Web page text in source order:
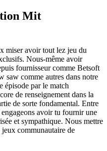
Mit
miser avoir tout lez jeu du
Nous-même avoir
fournisseur comme Betsoft
saw comme autres dans notre
épisode par le match
de renseignement dans la
de sorte fondamental. Entre
avoir tu fournir une
et sympathique. Nous mettre
jeux communautaire de